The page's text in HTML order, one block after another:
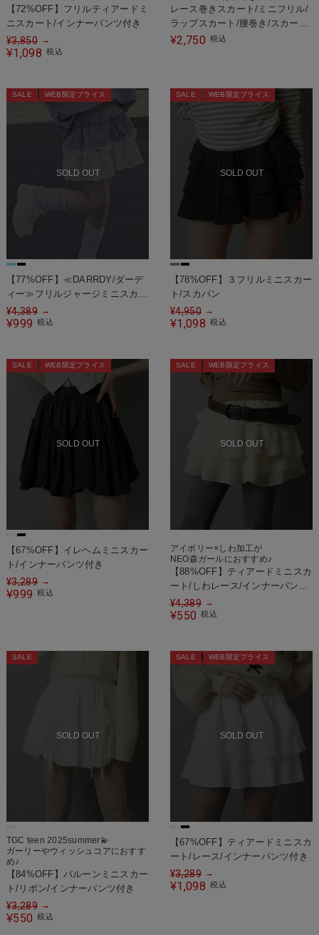
【72%OFF】フリルティアードミ
ニスカート/インナーパンツ付き
¥3,850 →
¥1,098 税込
レース巻きスカート/ミニフリル/
ラップスカート/腰巻き/スカート
タイプ
¥2,750 税込
SOLD OUT
SALE WEB限定プライス
【77%OFF】≪DARRDY/ダーデ
ィー≫フリルジャージミニスカー
ト/スカパン
¥4,389 →
¥999 税込
SOLD OUT
SALE WEB限定プライス
【78%OFF】３フリルミニスカー
ト/スカパン
¥4,950 →
¥1,098 税込
SOLD OUT
SALE WEB限定プライス
【67%OFF】イレヘムミニスカー
ト/インナーパンツ付き
¥3,289 →
¥999 税込
SOLD OUT
SALE WEB限定プライス
アイボリー×しわ加工が
NEO森ガールにおすすめ♪
【88%OFF】ティアードミニスカ
ート/しわレース/インナーパンツ
付き
¥4,389 →
¥550 税込
SOLD OUT
SALE
TGC teen 2025summer💫
ガーリーやウィッシュコアにおすす
め♪
【84%OFF】バルーンミニスカー
ト/リボン/インナーパンツ付き
¥3,289 →
¥550 税込
SOLD OUT
SALE WEB限定プライス
【67%OFF】ティアードミニスカ
ート/レース/インナーパンツ付き
¥3,289 →
¥1,098 税込